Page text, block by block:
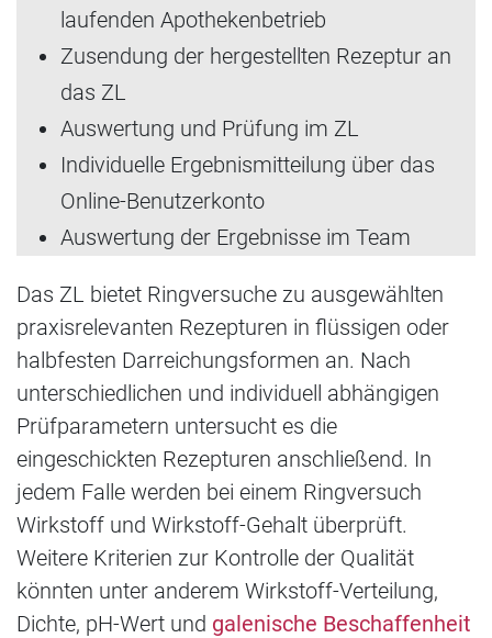
laufenden Apothekenbetrieb
Zusendung der hergestellten Rezeptur an
das ZL
Auswertung und Prüfung im ZL
Individuelle Ergebnismitteilung über das
Online-Benutzerkonto
Auswertung der Ergebnisse im Team
Das ZL bietet Ringversuche zu ausgewählten
praxisrelevanten Rezepturen in flüssigen oder
halbfesten Darreichungsformen an. Nach
unterschiedlichen und individuell abhängigen
Prüfparametern untersucht es die
eingeschickten Rezepturen anschließend. In
jedem Falle werden bei einem Ringversuch
Wirkstoff und Wirkstoff-Gehalt überprüft.
Weitere Kriterien zur Kontrolle der Qualität
könnten unter anderem Wirkstoff-Verteilung,
Dichte, pH-Wert und galenische Beschaffenheit